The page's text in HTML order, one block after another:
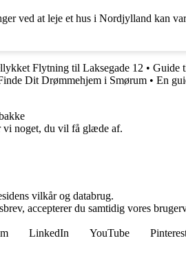
ved at leje et hus i Nordjylland kan
Flytning til Laksegade 12 • Guide
Dit Drømmehjem i Smørum • En
vi noget, du vil få glæde af.
vilkår og databrug.
accepterer du samtidig vores
LinkedIn YouTube